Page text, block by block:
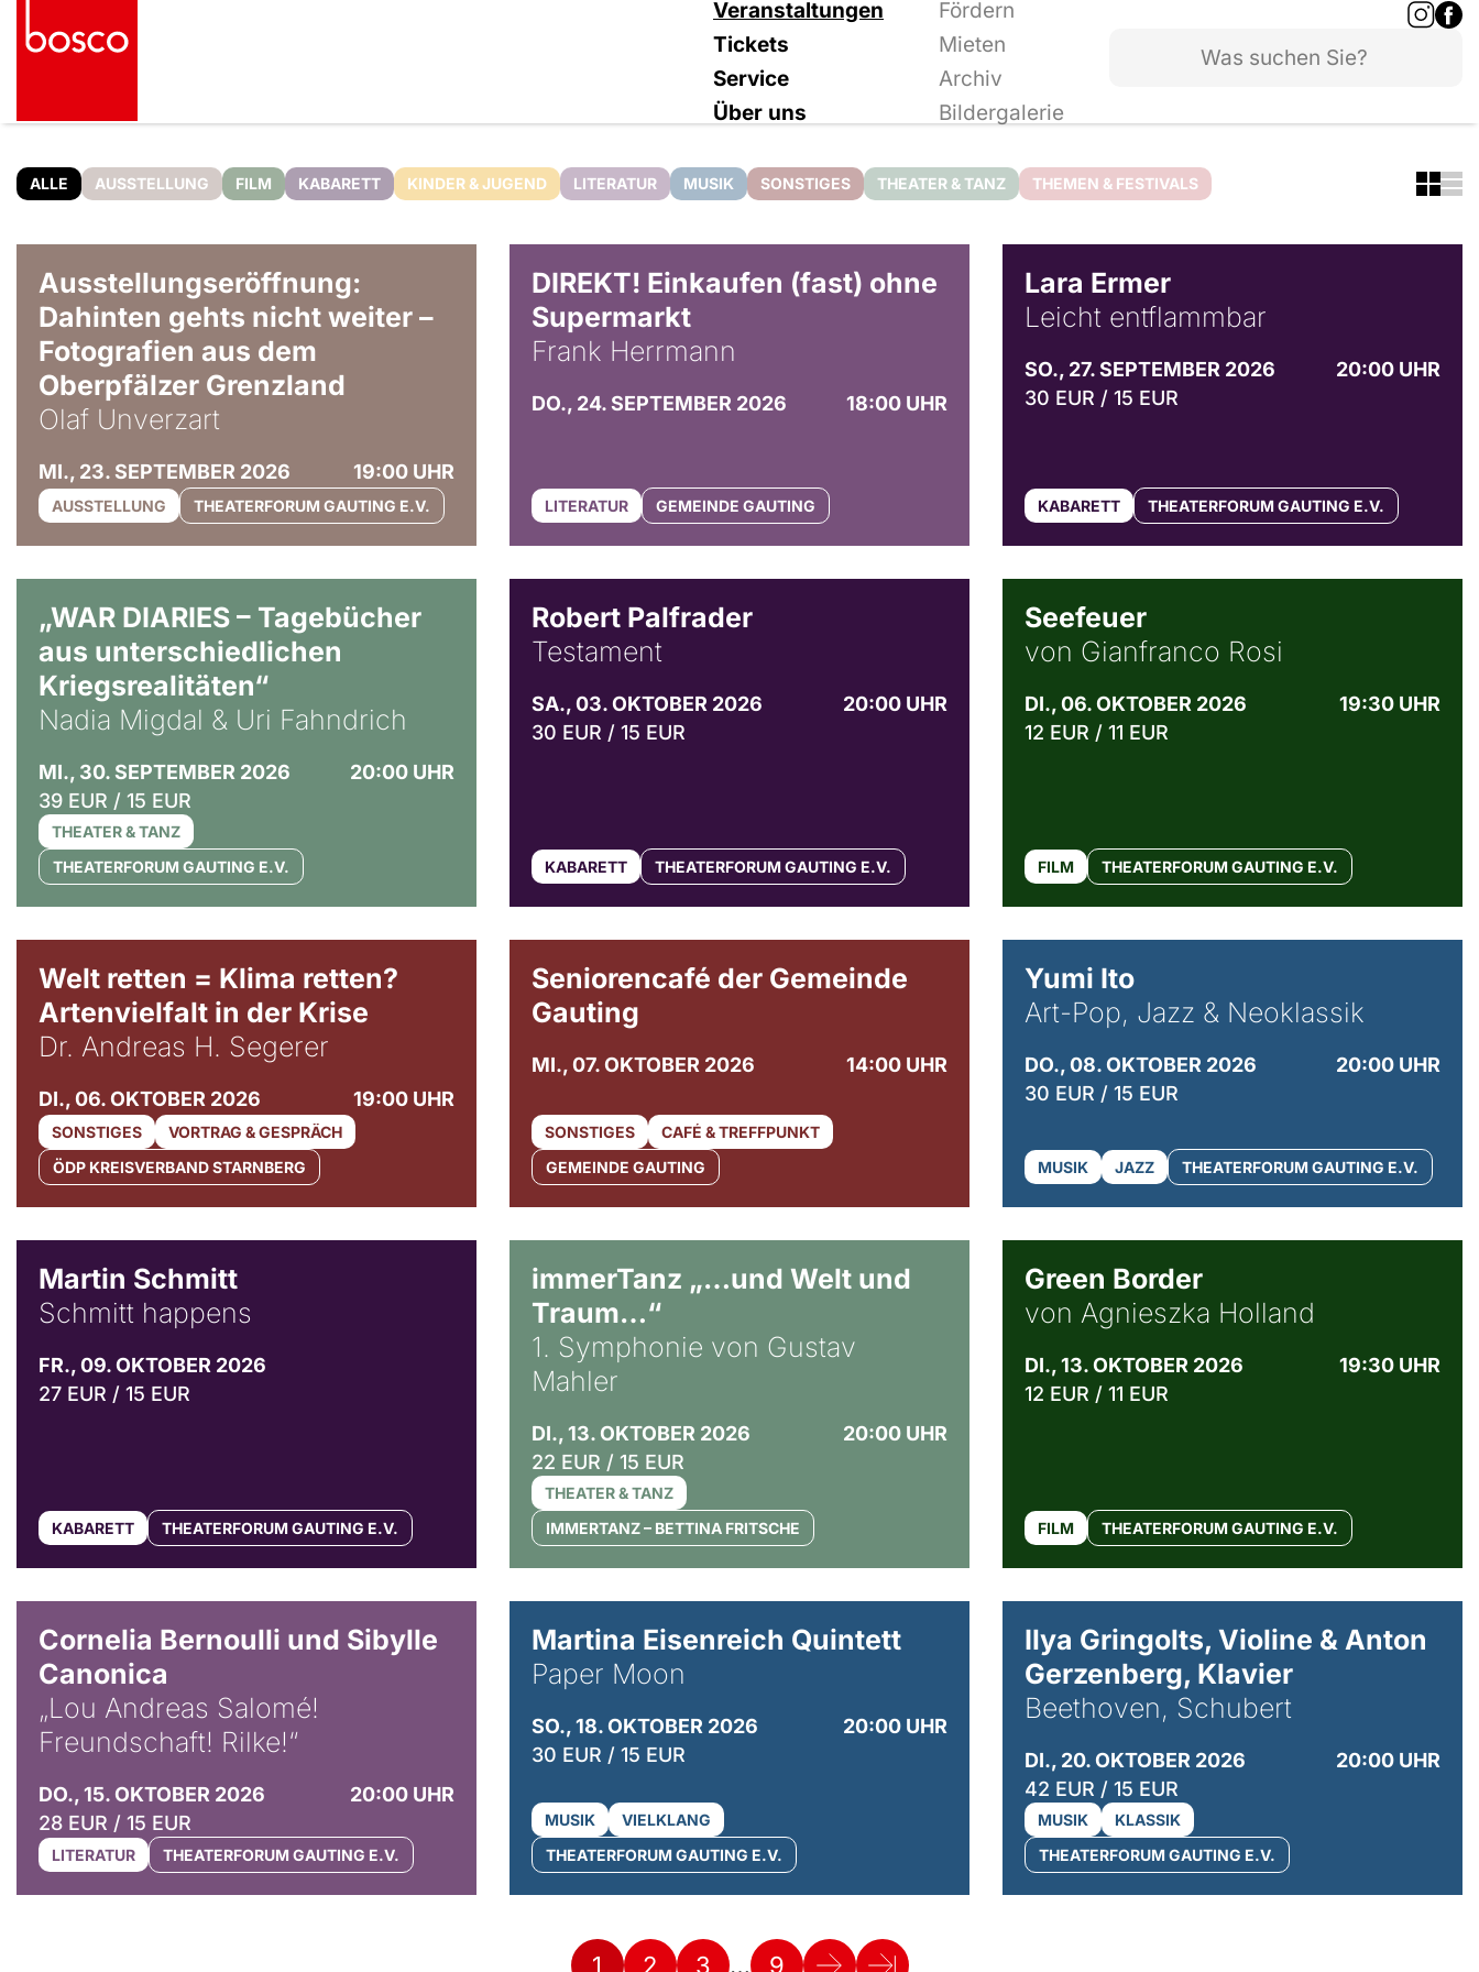
Veranstaltungen
Fördern
Tickets
Mieten
Service
Archiv
Über uns
Bildergalerie
ALLE AUSSTELLUNG FILM KABARETT KINDER & JUGEND LITERATUR MUSIK SONSTIGES THEATER & TANZ THEMEN & FESTIVALS
Ausstellungseröffnung:
Dahinten gehts nicht weiter –
Fotografien aus dem
Oberpfälzer Grenzland
Olaf Unverzart
MI., 23. SEPTEMBER 2026 19:00 UHR
AUSSTELLUNG THEATERFORUM GAUTING E.V.
DIREKT! Einkaufen (fast) ohne
Supermarkt
Frank Herrmann
DO., 24. SEPTEMBER 2026 18:00 UHR
LITERATUR GEMEINDE GAUTING
Lara Ermer
Leicht entflammbar
SO., 27. SEPTEMBER 2026
20:00 UHR
30 EUR / 15 EUR
KABARETT THEATERFORUM GAUTING E.V.
„WAR DIARIES – Tagebücher
aus unterschiedlichen
Kriegsrealitäten“
Nadia Migdal & Uri Fahndrich
MI., 30. SEPTEMBER 2026
20:00 UHR
39 EUR / 15 EUR
THEATER & TANZ
THEATERFORUM GAUTING E.V.
Robert Palfrader
Testament
SA., 03. OKTOBER 2026
20:00 UHR
30 EUR / 15 EUR
KABARETT THEATERFORUM GAUTING E.V.
Seefeuer
von Gianfranco Rosi
DI., 06. OKTOBER 2026
19:30 UHR
12 EUR / 11 EUR
FILM THEATERFORUM GAUTING E.V.
Welt retten = Klima retten?
Artenvielfalt in der Krise
Dr. Andreas H. Segerer
DI., 06. OKTOBER 2026 19:00 UHR
SONSTIGES
VORTRAG & GESPRÄCH
ÖDP KREISVERBAND STARNBERG
Seniorencafé der Gemeinde
Gauting
MI., 07. OKTOBER 2026 14:00 UHR
SONSTIGES
CAFÉ & TREFFPUNKT
GEMEINDE GAUTING
Yumi Ito
Art-Pop, Jazz & Neoklassik
DO., 08. OKTOBER 2026
20:00 UHR
30 EUR / 15 EUR
MUSIK JAZZ THEATERFORUM GAUTING E.V.
Martin Schmitt
Schmitt happens
FR., 09. OKTOBER 2026
27 EUR / 15 EUR
KABARETT THEATERFORUM GAUTING E.V.
immerTanz „…und Welt und
Traum…“
1. Symphonie von Gustav
Mahler
DI., 13. OKTOBER 2026
20:00 UHR
22 EUR / 15 EUR
THEATER & TANZ
IMMERTANZ – BETTINA FRITSCHE
Green Border
von Agnieszka Holland
DI., 13. OKTOBER 2026
19:30 UHR
12 EUR / 11 EUR
FILM THEATERFORUM GAUTING E.V.
Cornelia Bernoulli und Sibylle
Canonica
„Lou Andreas Salomé!
Freundschaft! Rilke!“
DO., 15. OKTOBER 2026
20:00 UHR
28 EUR / 15 EUR
LITERATUR THEATERFORUM GAUTING E.V.
Martina Eisenreich Quintett
Paper Moon
SO., 18. OKTOBER 2026
20:00 UHR
30 EUR / 15 EUR
MUSIK
VIELKLANG
THEATERFORUM GAUTING E.V.
Ilya Gringolts, Violine & Anton
Gerzenberg, Klavier
Beethoven, Schubert
DI., 20. OKTOBER 2026
20:00 UHR
42 EUR / 15 EUR
MUSIK
KLASSIK
THEATERFORUM GAUTING E.V.
1 2 3 … 9